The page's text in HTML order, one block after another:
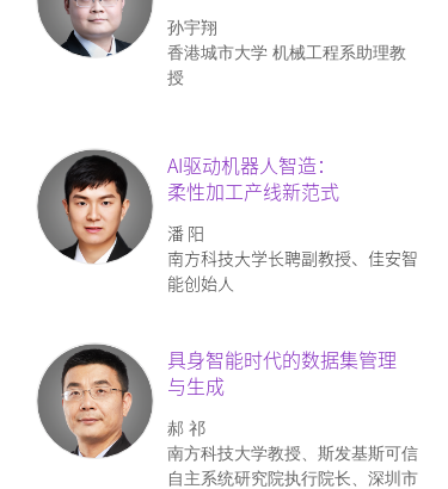
孙宇翔
香港城市大学 机械工程系助理教
授
AI驱动机器人智造：
柔性加工产线新范式
潘 阳
南方科技大学长聘副教授、佳安智
能创始人
具身智能时代的数据集管理
与生成
郝 祁
南方科技大学教授、斯发基斯可信
自主系统研究院执行院长、深圳市